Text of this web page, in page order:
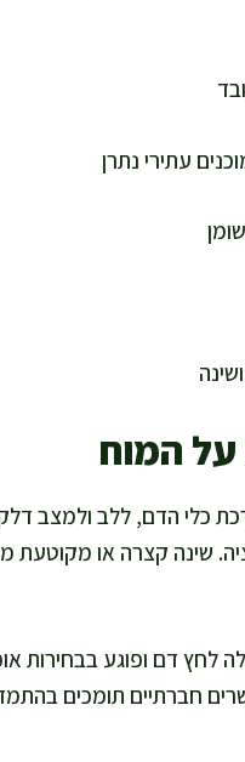
עתירי נתרן
על המוח
כלי הדם, ללב ולמצב
שינה קצרה או מקוטעת
לחץ דם ופוגע בבחירות
חברתיים תומכים